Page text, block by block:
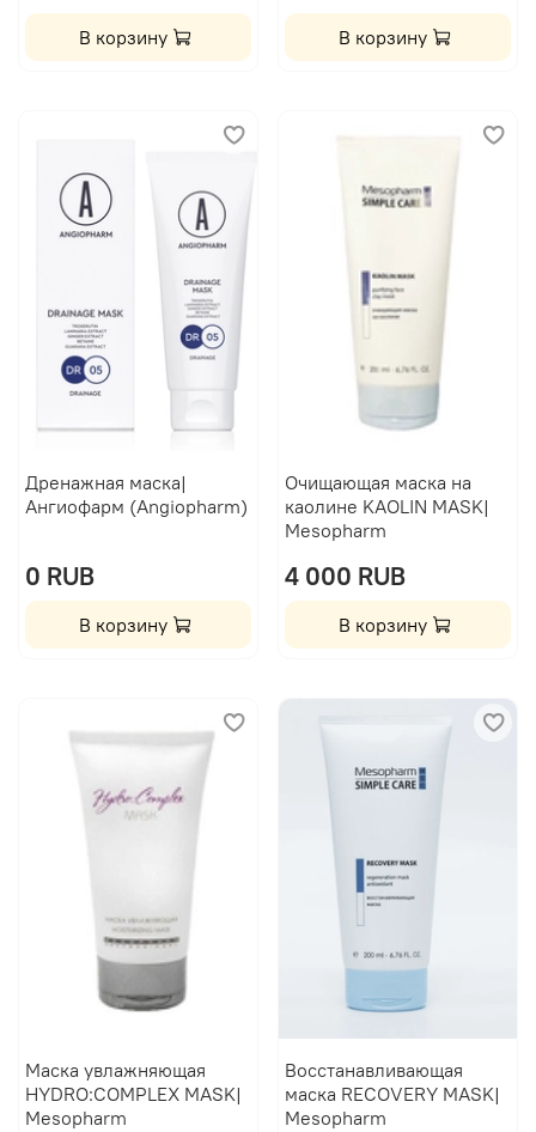
В корзину В корзину
Дренажная маска|
Ангиофарм (Angiopharm)
0 RUB
В корзину
Очищающая маска на
каолине KAOLIN MASK|
Mesopharm
4 000 RUB
В корзину
Маска увлажняющая
HYDRO:COMPLEX MASK|
Mesopharm
Восстанавливающая
маска RECOVERY MASK|
Mesopharm